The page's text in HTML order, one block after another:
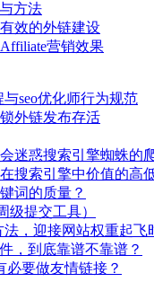
方法
效的外链建设
营销效果
seo优化师行为规范
外链发布存活
迷惑搜索引擎蜘蛛的
搜索引擎中价值的高
词的质量？
级提交工具）
，迎接网站权重起飞
，到底靠谱不靠谱？
要做友情链接？